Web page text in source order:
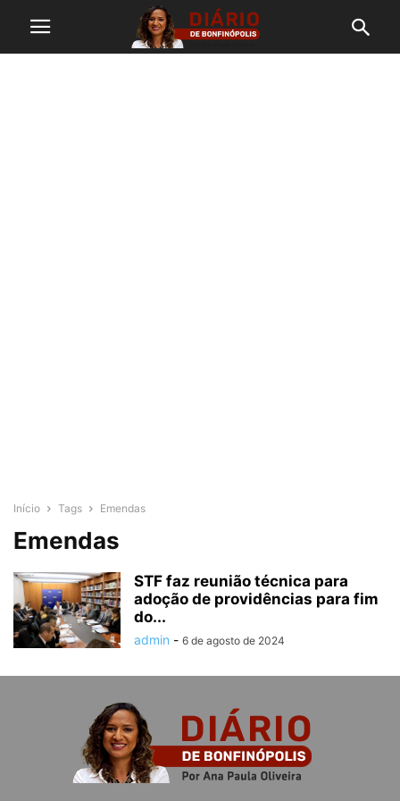
Início Tags Emendas
Emendas
STF faz reunião técnica para
adoção de providências para fim
do...
admin - 6 de agosto de 2024